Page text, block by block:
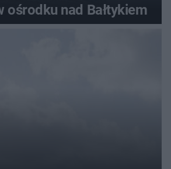
ośrodku nad Bałtykiem